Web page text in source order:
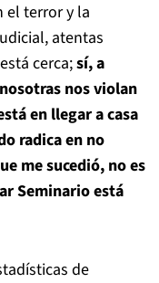
el terror y la
atentas
cerca;sí, a
nos violan
en llegar a casa
radica en no
me sucedió, no es
Seminario está
de